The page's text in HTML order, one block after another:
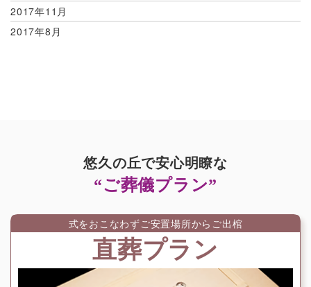
2017年11月
2017年8月
悠久の丘で安心明瞭な
“ご葬儀プラン”
式をおこなわずご安置場所からご出棺
直葬プラン